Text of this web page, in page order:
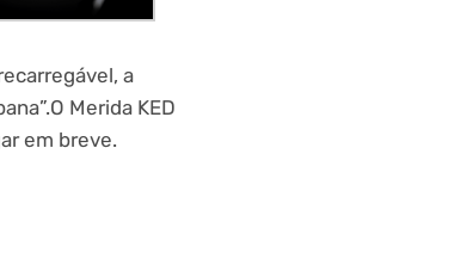
a
Merida KED
em breve.